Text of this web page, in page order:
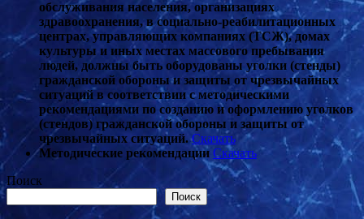
обслуживания населения, организациях
здравоохранения, в социально-реабилитационных
центрах, управляющих компаниях (ТСЖ), домах
культуры и иных местах массового пребывания
людей, должны быть оборудованы уголки (стенды)
гражданской обороны и защиты от чрезвычайных
ситуаций в соответствии с методическими
рекомендациями по созданию и оформлению уголков
(стендов) гражданской обороны и защиты от
чрезвычайных ситуаций. Скачать
Методические рекомендации Скачать
Поиск
Поиск